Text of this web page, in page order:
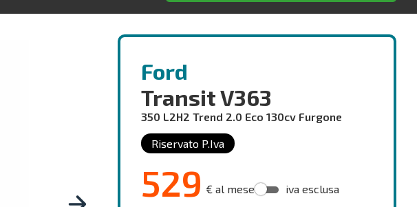
Ford
Transit V363
350 L2H2 Trend 2.0 Eco 130cv Furgone
Riservato P.Iva
529 € al mese iva esclusa